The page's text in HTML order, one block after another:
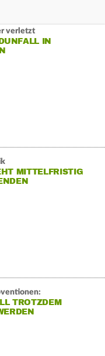
verletzt
IN
MITTELFRISTIG
TROTZDEM